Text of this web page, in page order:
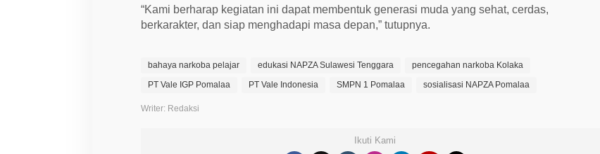
“Kami berharap kegiatan ini dapat membentuk generasi muda yang sehat, cerdas,
berkarakter, dan siap menghadapi masa depan,” tutupnya.
bahaya narkoba pelajar edukasi NAPZA Sulawesi Tenggara
pencegahan narkoba Kolaka
PT Vale IGP Pomalaa
PT Vale Indonesia SMPN 1 Pomalaa sosialisasi NAPZA Pomalaa
Writer: Redaksi
Ikuti Kami